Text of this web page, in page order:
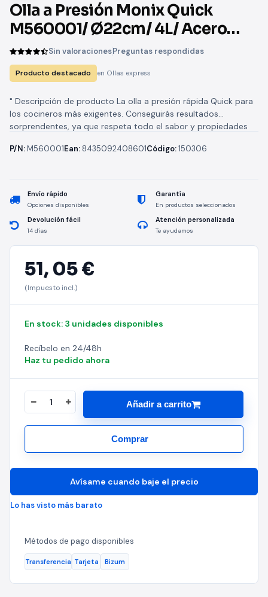
Olla a Presión Monix Quick
M560001/ Ø22cm/ 4L/ Acero
Inoxidable
Sin valoracionesPreguntas respondidas
Producto destacado en Ollas express
" Descripción de producto La olla a presión rápida Quick para
los cocineros más exigentes. Conseguirás resultados
sorprendentes, ya que respeta todo el sabor y propiedades
P/N:M560001Ean: 8435092408601Código:150306
Envío rápido
Opciones disponibles
Garantía
En productos seleccionados
Devolución fácil
14 días
Atención personalizada
Te ayudamos
51, 05 €
(Impuesto incl.)
En stock: 3 unidades disponibles
Recíbelo en 24/48h
Haz tu pedido ahora
Añadir a carrito
Comprar
Avísame cuando baje el precio
Lo has visto más barato
Métodos de pago disponibles
Transferencia Tarjeta Bizum